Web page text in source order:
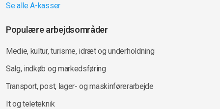
Se alle A-kasser
Populære arbejdsområder
Medie, kultur, turisme, idræt og underholdning
Salg, indkøb og markedsføring
Transport, post, lager- og maskinførerarbejde
It og teleteknik